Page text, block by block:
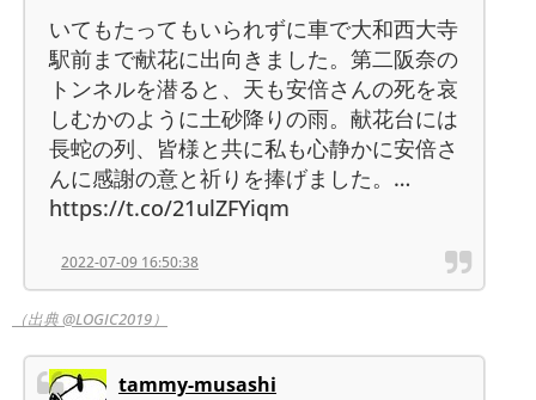
いてもたってもいられずに車で大和西大寺
駅前まで献花に出向きました。第二阪奈の
トンネルを潜ると、天も安倍さんの死を哀
しむかのように土砂降りの雨。献花台には
長蛇の列、皆様と共に私も心静かに安倍さ
んに感謝の意と祈りを捧げました。…
https://t.co/21ulZFYiqm
2022-07-09 16:50:38
（出典 @LOGIC2019）
tammy-musashi